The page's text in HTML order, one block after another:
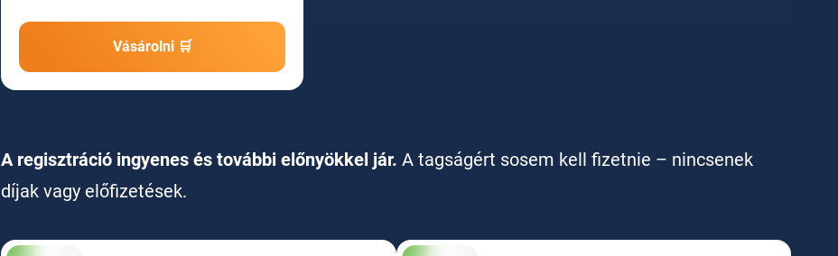
Vásárolni 🛒
A regisztráció ingyenes és további előnyökkel jár. A tagságért sosem kell fizetnie – nincsenek
díjak vagy előfizetések.